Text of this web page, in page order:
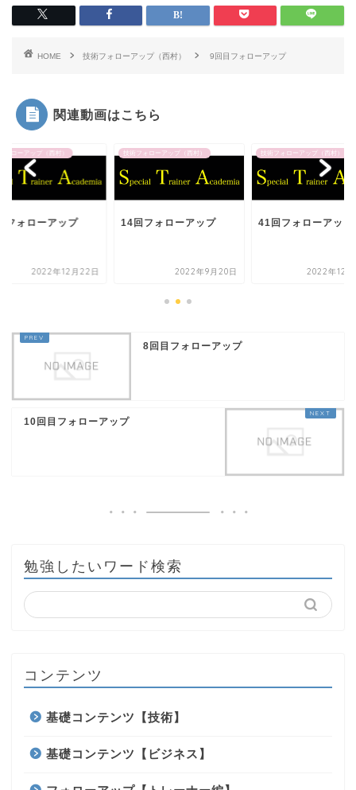
HOME 技術フォローアップ（西村） 9回目フォローアップ
関連動画はこちら
ォローアップ（西村）
フォローアップ
2022年12月22日
技術フォローアップ（西村）
14回フォローアップ
2022年9月20日
技術フォローアップ（西村）
41回フォローアップ
2022年12
8回目フォローアップ
10回目フォローアップ
勉強したいワード検索
コンテンツ
基礎コンテンツ【技術】
基礎コンテンツ【ビジネス】